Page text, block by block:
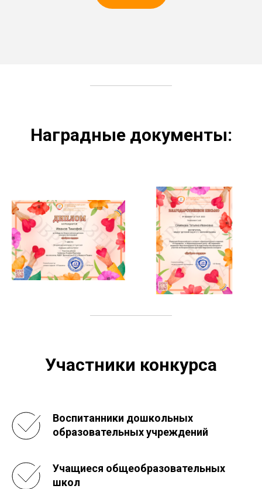
Наградные документы:
Участники конкурса
Воспитанники дошкольных
образовательных учреждений
Учащиеся общеобразовательных
школ